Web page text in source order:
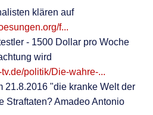
klären auf
f...
- 1500 Dollar pro Woche
wird
tv.de/politik/Die-wahre-...
21.8.2016 "die kranke Welt der
Straftaten? Amadeo Antonio